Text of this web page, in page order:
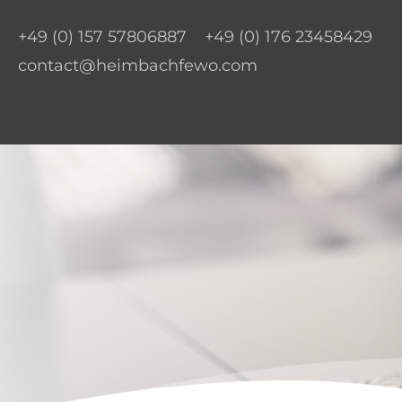
+49 (0) 157 57806887
+49 (0) 176 23458429
contact@heimbachfewo.com